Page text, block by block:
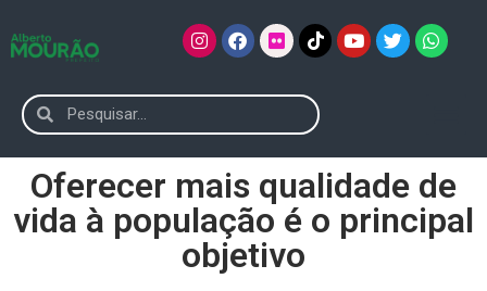
Oferecer mais qualidade de
vida à população é o principal
objetivo